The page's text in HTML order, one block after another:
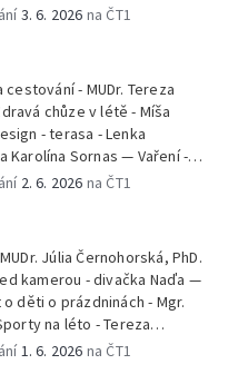
— Alžběta Jungrová —
Žák, Josef Vrána
3. 6. 2026 na ČT1
- MUDr. Tereza
chůze v létě - Míša
- terasa - Lenka
Karolína Sornas — Vaření -
Machurová — Letní sporty -
i na prázdniny - Mirka
- Ivan Ostrochovský
2. 6. 2026 na ČT1
Júlia Černohorská, PhD.
kamerou - divačka Naďa —
děti o prázdninách - Mgr.
na léto - Tereza
ovce — Změny v
1. 6. 2026 na ČT1